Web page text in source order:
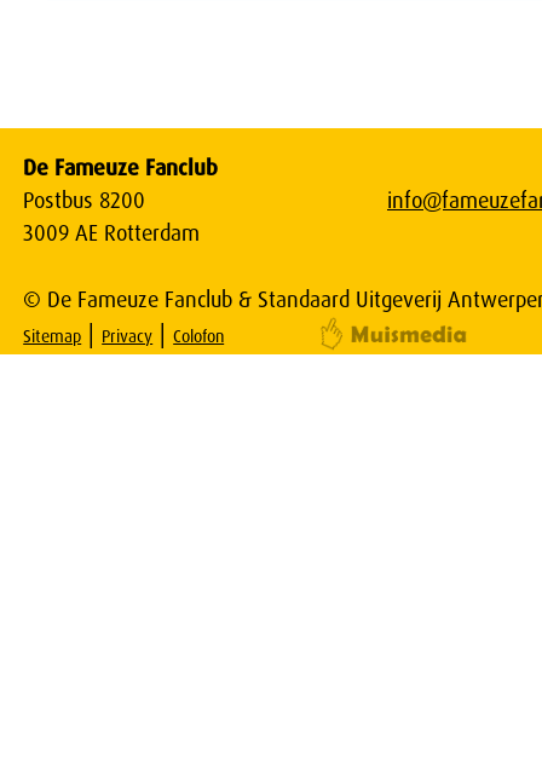
De Fameuze Fanclub
Postbus 8200
3009 AE Rotterdam
© De Fameuze Fanclub & Standaard Uitgeverij
Sitemap | Privacy |Colofon